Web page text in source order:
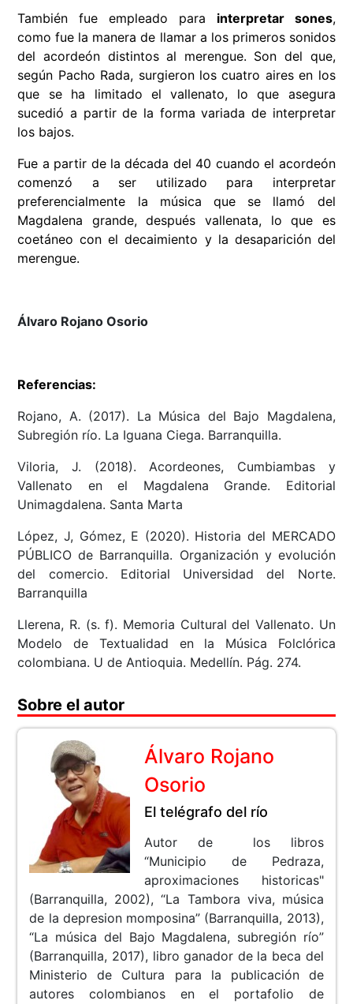
También fue empleado para interpretar sones,
como fue la manera de llamar a los primeros sonidos
del acordeón distintos al merengue. Son del que,
según Pacho Rada, surgieron los cuatro aires en los
que se ha limitado el vallenato, lo que asegura
sucedió a partir de la forma variada de interpretar
los bajos.
Fue a partir de la década del 40 cuando el acordeón
comenzó a ser utilizado para interpretar
preferencialmente la música que se llamó del
Magdalena grande, después vallenata, lo que es
coetáneo con el decaimiento y la desaparición del
merengue.
Álvaro Rojano Osorio
Referencias:
Rojano, A. (2017). La Música del Bajo Magdalena,
Subregión río. La Iguana Ciega. Barranquilla.
Viloria, J. (2018). Acordeones, Cumbiambas y
Vallenato en el Magdalena Grande. Editorial
Unimagdalena. Santa Marta
López, J, Gómez, E (2020). Historia del MERCADO
PÚBLICO de Barranquilla. Organización y evolución
del comercio. Editorial Universidad del Norte.
Barranquilla
Llerena, R. (s. f). Memoria Cultural del Vallenato. Un
Modelo de Textualidad en la Música Folclórica
colombiana. U de Antioquia. Medellín. Pág. 274.
Sobre el autor
Álvaro Rojano
Osorio
El telégrafo del río
Autor de los libros
“Municipio de Pedraza,
aproximaciones historicas"
(Barranquilla, 2002), “La Tambora viva, música
de la depresion momposina” (Barranquilla, 2013),
“La música del Bajo Magdalena, subregión río”
(Barranquilla, 2017), libro ganador de la beca del
Ministerio de Cultura para la publicación de
autores colombianos en el portafolio de